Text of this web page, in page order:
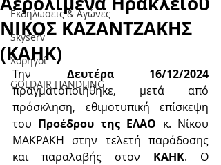
Εκδηλώσεις & Aγώνες
Skyserv
Χορηγοί
GOLDAIR HANDLING
ΝΙΚΟΣ ΚΑΖΑΝΤΖΑΚΗΣ
(ΚΑΗΚ)
Την Δευτέρα 16/12/2024
πραγματοποιήθηκε, μετά από
πρόσκληση, εθιμοτυπική επίσκεψη
του Προέδρου της ΕΛΑΟ κ. Νίκου
ΜΑΚΡΑΚΗ στην τελετή παράδοσης
και παραλαβής στον ΚΑΗΚ. Ο